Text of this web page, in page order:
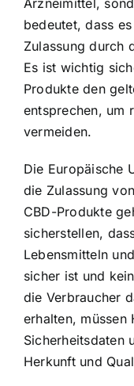
bedeutet, dass
Zulassung durch
Es ist wichtig
Produkte den
entsprechen, um
vermeiden.
Die Europäische
die Zulassung
CBD-Produkte
sicherstellen,
Lebensmitteln
sicher ist und
die Verbraucher
erhalten, müssen
Sicherheitsdaten
Herkunft und